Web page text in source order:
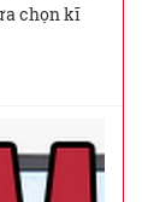
chọn kĩ